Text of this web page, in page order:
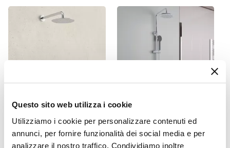
Questo sito web utilizza i cookie
Utilizziamo i cookie per personalizzare contenuti ed
annunci, per fornire funzionalità dei social media e per
analizzare il nostro traffico. Condividiamo inoltre
Profondità Massima
85 cm
Vetro temperato
Finitura Anta
Trasparente
CODICE: GUNDC
Composizione doccia
Jacuzzi - Rubinetteria Gun
CODICE: TECNA-C
Colonna doccia telescopica
cromata con soffione